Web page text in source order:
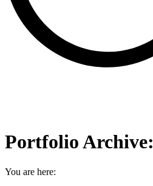
Portfolio Archive:
You are here: